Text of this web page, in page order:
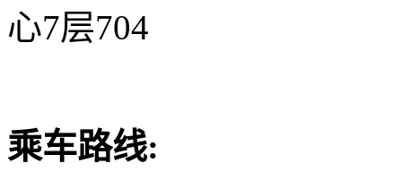
心7层704
乘车路线: